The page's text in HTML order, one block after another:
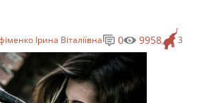
Ірина Віталіївна 3
0 9958